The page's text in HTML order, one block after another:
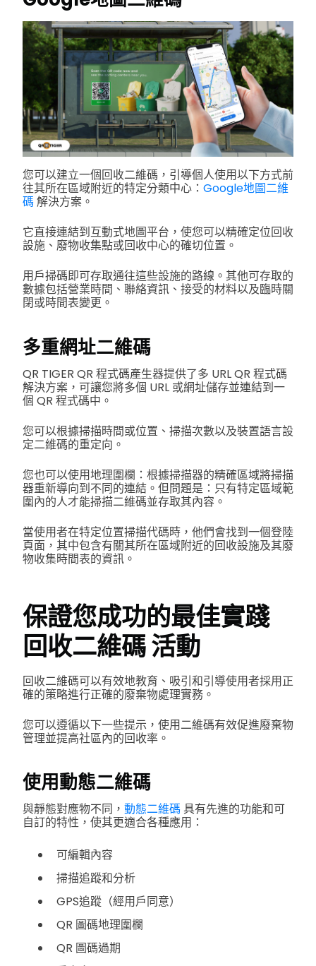
您可以建立一個回收二維碼，引導個人使用以下方式前
往其所在區域附近的特定分類中心： Google地圖二維
碼 解決方案。
它直接連結到互動式地圖平台，使您可以精確定位回收
設施、廢物收集點或回收中心的確切位置。
用戶掃碼即可存取通往這些設施的路線。其他可存取的
數據包括營業時間、聯絡資訊、接受的材料以及臨時關
閉或時間表變更。
多重網址二維碼
QR TIGER QR 程式碼產生器提供了多 URL QR 程式碼
解決方案，可讓您將多個 URL 或網址儲存並連結到一
個 QR 程式碼中。
您可以根據掃描時間或位置、掃描次數以及裝置語言設
定二維碼的重定向。
您也可以使用地理圍欄：根據掃描器的精確區域將掃描
器重新導向到不同的連結。但問題是：只有特定區域範
圍內的人才能掃描二維碼並存取其內容。
當使用者在特定位置掃描代碼時，他們會找到一個登陸
頁面，其中包含有關其所在區域附近的回收設施及其廢
物收集時間表的資訊。
保證您成功的最佳實踐
回收二維碼活動
回收二維碼可以有效地教育、吸引和引導使用者採用正
確的策略進行正確的廢棄物處理實務。
您可以遵循以下一些提示，使用二維碼有效促進廢棄物
管理並提高社區內的回收率。
使用動態二維碼
與靜態對應物不同， 動態二維碼 具有先進的功能和可
自訂的特性，使其更適合各種應用：
可編輯內容
掃描追蹤和分析
GPS追蹤（經用戶同意）
QR 圖碼地理圍欄
QR 圖碼過期